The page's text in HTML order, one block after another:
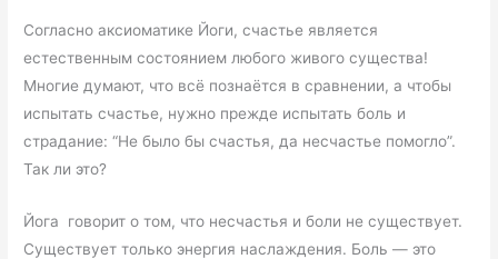
Согласно аксиоматике Йоги, счастье является
естественным состоянием любого живого существа!
Многие думают, что всё познаётся в сравнении, а чтобы
испытать счастье, нужно прежде испытать боль и
страдание: “Не было бы счастья, да несчаcтье помогло”.
Так ли это?
Йога говорит о том, что несчастья и боли не существует.
Существует только энергия наслаждения. Боль — это